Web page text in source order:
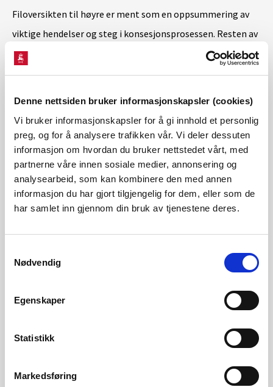
Denne nettsiden bruker informasjonskapsler (cookies)
Vi bruker informasjonskapsler for å gi innhold et personlig
preg, og for å analysere trafikken vår. Vi deler dessuten
informasjon om hvordan du bruker nettstedet vårt, med
partnerne våre innen sosiale medier, annonsering og
analysearbeid, som kan kombinere den med annen
informasjon du har gjort tilgjengelig for dem, eller som de
har samlet inn gjennom din bruk av tjenestene deres.
Nødvendig
Egenskaper
Statistikk
Markedsføring
Filoversikten til høyre er ment som en oppsummering av
viktige hendelser og steg i konsesjonsprosessen. Resten av
sakens dokumenter kan hentes
gjennomhttps://einnsyn.no/sok?sort=
Konsesjon
2013.12.17 - Anleggskonsesjon 503 KB
2021.09.15 - Svar på spørsmål om å
trekke tilbake konsesjon - Okla
vindkraftverk
583 KB
2021.03.26 - Godkjenning av søknad
634 KB
2021.05.26 - Klageoversendelse på
830 KB
4 MB